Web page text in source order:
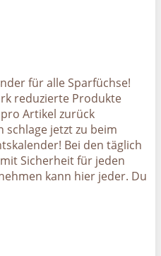
für alle Sparfüchse!
reduzierte Produkte
Artikel zurück
schlage jetzt zu beim
Bei den täglich
Sicherheit für jeden
kann hier jeder. Du